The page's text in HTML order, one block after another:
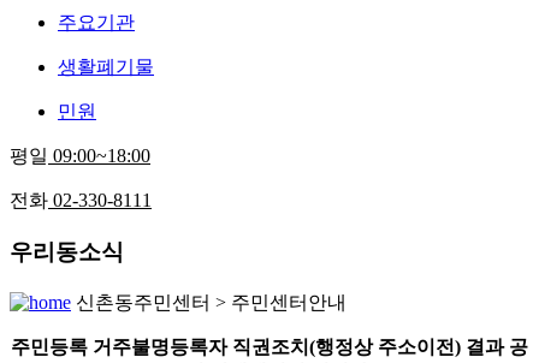
주요기관
생활폐기물
민원
평일 09:00~18:00
전화 02-330-8111
우리동소식
신촌동주민센터 > 주민센터안내
주민등록 거주불명등록자 직권조치(행정상 주소이전) 결과 공